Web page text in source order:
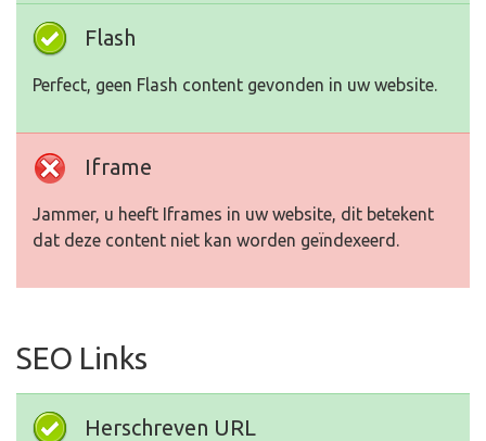
Flash
Perfect, geen Flash content gevonden in uw website.
Iframe
Jammer, u heeft Iframes in uw website, dit betekent
dat deze content niet kan worden geïndexeerd.
SEO Links
Herschreven URL